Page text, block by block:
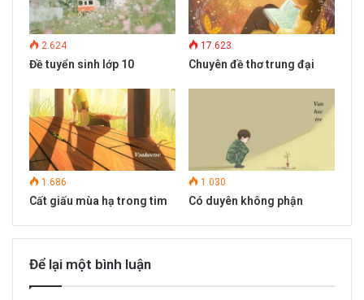
2.624
Đề tuyển sinh lớp 10
17.623
Chuyên đề thơ trung đại
1.686
Cất giấu mùa hạ trong tim
1.030
Có duyên không phận
Để lại một bình luận